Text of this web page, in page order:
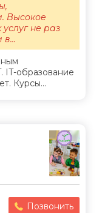
IT-образование
Курсы...
Высокое
не раз
Позвонить